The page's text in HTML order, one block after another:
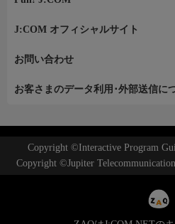
J:COM オフィシャルサイト
お問い合わせ
お客さまのデータ利用･外部送信に
Copyright ©Interactive Program
Copyright ©Jupiter